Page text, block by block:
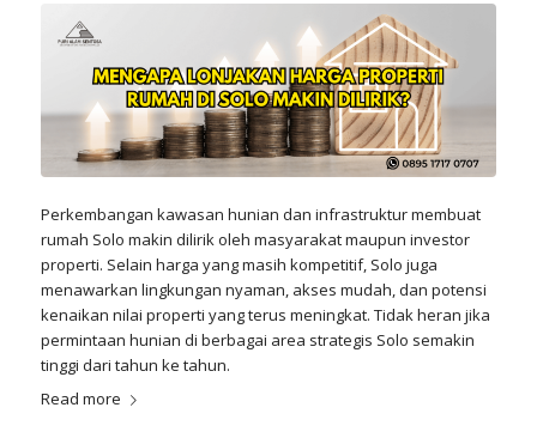
Perkembangan kawasan hunian dan infrastruktur membuat
rumah Solo makin dilirik oleh masyarakat maupun investor
properti. Selain harga yang masih kompetitif, Solo juga
menawarkan lingkungan nyaman, akses mudah, dan potensi
kenaikan nilai properti yang terus meningkat. Tidak heran jika
permintaan hunian di berbagai area strategis Solo semakin
tinggi dari tahun ke tahun.
Read more